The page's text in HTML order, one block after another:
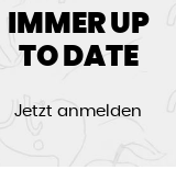
IMMER UP
TO DATE
Jetzt anmelden